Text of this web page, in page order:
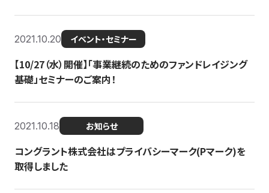
2021.10.20 イベント・セミナー
【10/27（水）開催】「事業継続のためのファンドレイジング
基礎」セミナーのご案内！
2021.10.18 お知らせ
コングラント株式会社はプライバシーマーク(Pマーク)を
取得しました